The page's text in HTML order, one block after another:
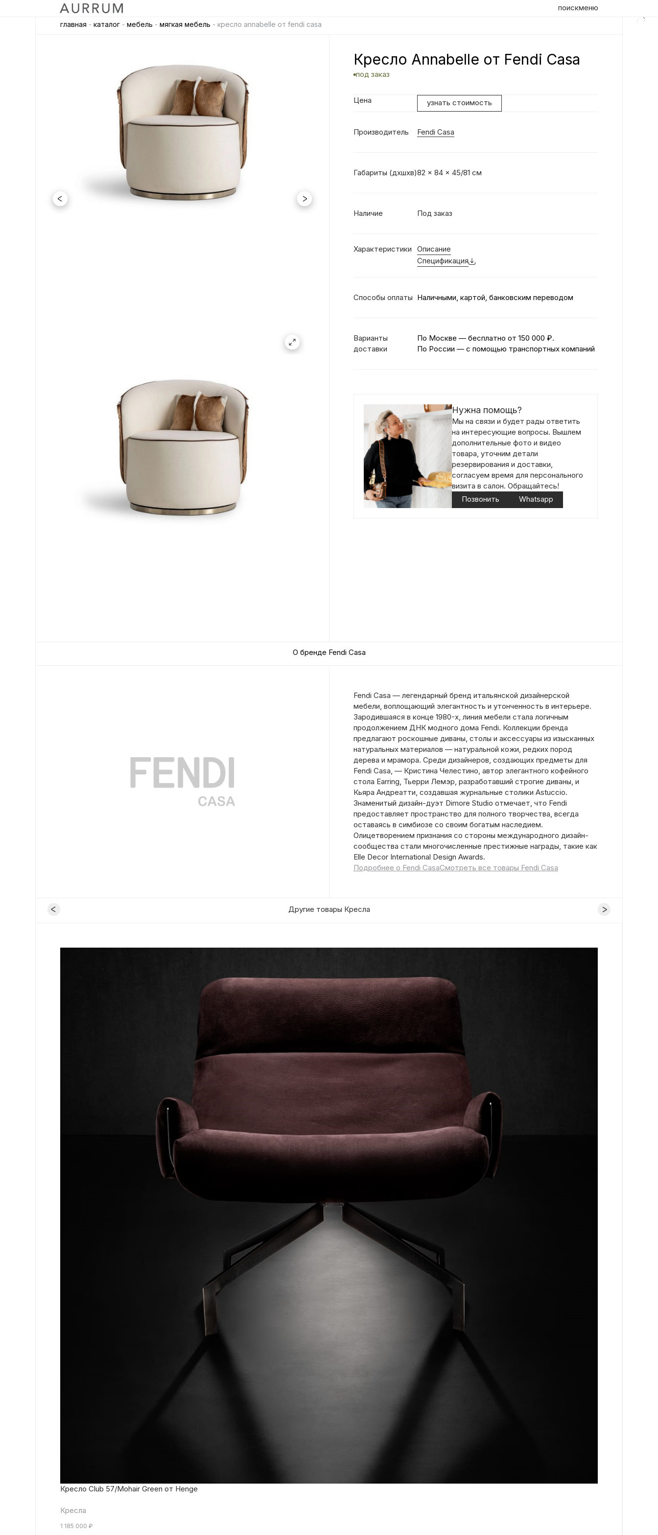
поискменю
главная - каталог - мебель - мягкая мебель - кресло annabelle от fendi casa
Кресло Annabelle от Fendi Casa
под заказ
Цена узнать стоимость
Производитель Fendi Casa
Габариты (дхшхв)82 x 84 x 45/81 см
Наличие Под заказ
Характеристики
Описание
Спецификация
Способы оплаты Наличными, картой, банковским переводом
Варианты
доставки
По Москве — бесплатно от 150 000 ₽.
По России — с помощью транспортных компаний
Нужна помощь?
Мы на связи и будет рады ответить
на интересующие вопросы. Вышлем
дополнительные фото и видео
товара, уточним детали
резервирования и доставки,
согласуем время для персонального
визита в салон. Обращайтесь!
Позвонить
Whatsapp
О бренде Fendi Casa
Fendi Casa — легендарный бренд итальянской дизайнерской
мебели, воплощающий элегантность и утонченность в интерьере.
Зародившаяся в конце 1980-х, линия мебели стала логичным
продолжением ДНК модного дома Fendi. Коллекции бренда
предлагают роскошные диваны, столы и аксессуары из изысканных
натуральных материалов — натуральной кожи, редких пород
дерева и мрамора. Среди дизайнеров, создающих предметы для
Fendi Casa, — Кристина Челестино, автор элегантного кофейного
стола Earring, Тьерри Лемэр, разработавший строгие диваны, и
Кьяра Андреатти, создавшая журнальные столики Astuccio.
Знаменитый дизайн-дуэт Dimore Studio отмечает, что Fendi
предоставляет пространство для полного творчества, всегда
оставаясь в симбиозе со своим богатым наследием.
Олицетворением признания со стороны международного дизайн-
сообщества стали многочисленные престижные награды, такие как
Elle Decor International Design Awards.
Подробнее о Fendi CasaСмотреть все товары Fendi Casa
Другие товары Кресла
Кресло Club 57/Mohair Green от Henge
Кресла
1 185 000 ₽